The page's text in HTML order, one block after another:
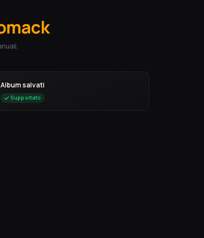
Album salvati
Supportato